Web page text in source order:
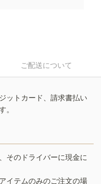
ご配送について
ットカード、請求書払い
。
そのドライバーに現金に
イテムのみのご注文の場